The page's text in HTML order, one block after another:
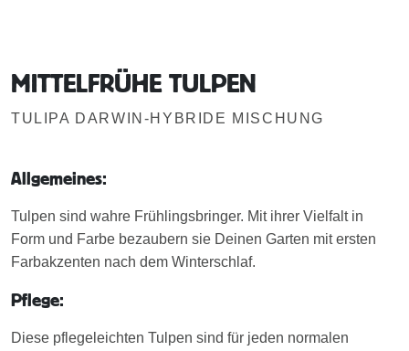
MITTELFRÜHE TULPEN
TULIPA DARWIN-HYBRIDE MISCHUNG
Allgemeines:
Tulpen sind wahre Frühlingsbringer. Mit ihrer Vielfalt in
Form und Farbe bezaubern sie Deinen Garten mit ersten
Farbakzenten nach dem Winterschlaf.
Pflege:
Diese pflegeleichten Tulpen sind für jeden normalen